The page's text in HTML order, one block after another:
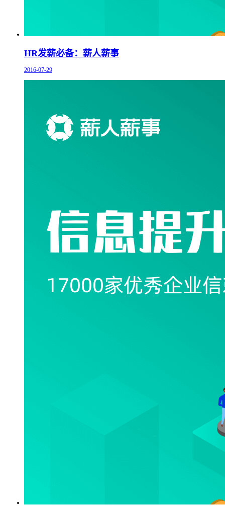
HR发薪必备：薪人薪事
2016-07-29